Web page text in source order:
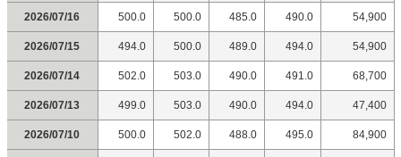
2026/07/16 500.0 500.0 485.0 490.0 54,900
2026/07/15 494.0 500.0 489.0 494.0 54,900
2026/07/14 502.0 503.0 490.0 491.0 68,700
2026/07/13 499.0 503.0 490.0 494.0 47,400
2026/07/10 500.0 502.0 488.0 495.0 84,900